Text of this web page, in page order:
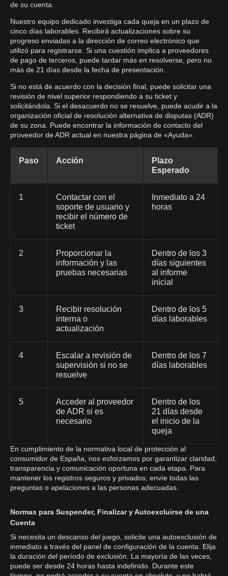
de su cuenta.
Nuestro equipo dedicado investiga cada queja en un plazo de
cinco días laborables. Recibirá actualizaciones sobre su
progreso enviadas a la dirección de correo electrónico que
utilizó para registrarse. Si una cuestión implica a proveedores
de pago de terceros, puede tardar más en resolverse, pero no
más de 21 días desde la fecha de presentación.
Si no está de acuerdo con la decisión final, puede solicitar una
revisión de nivel superior respondiendo a su ticket y
solicitándola. Si el desacuerdo no se resuelve, puede acudir a la
organización oficial de resolución alternativa de disputas (ADR)
de su zona. Puede encontrar la información de contacto del
proveedor de ADR actual en nuestra página de «Ayuda».
Paso Acción
Plazo
Esperado
1
Contactar con el
soporte de usuario y
recibir el número de
ticket
Inmediato a 24
horas
2
Proporcionar la
información y las
pruebas necesarias
Dentro de los 3
días siguientes
al informe
inicial
3
Recibir resolución
interna o
actualización
Dentro de los 5
días laborables
4
Escalar a revisión de
supervisión si no se
resuelve
Dentro de los 7
días laborables
5
Acceder al proveedor
de ADR si es
necesario
Dentro de los
21 días desde
el inicio de la
queja
En cumplimiento de la normativa local de protección al
consumidor de España, nos esforzamos por garantizar claridad,
transparencia y comunicación oportuna en cada etapa. Para
mantener los registros seguros y privados, envíe todas las
preguntas o apelaciones a las personas adecuadas.
Normas para Suspender, Finalizar y Autoexcluirse de una
Cuenta
Si necesita un descanso del juego, solicite una autoexclusión de
inmediato a través del panel de configuración de la cuenta. Elija
la duración del período de exclusión. La mayoría de las veces,
puede ser desde 24 horas hasta indefinido. Durante este